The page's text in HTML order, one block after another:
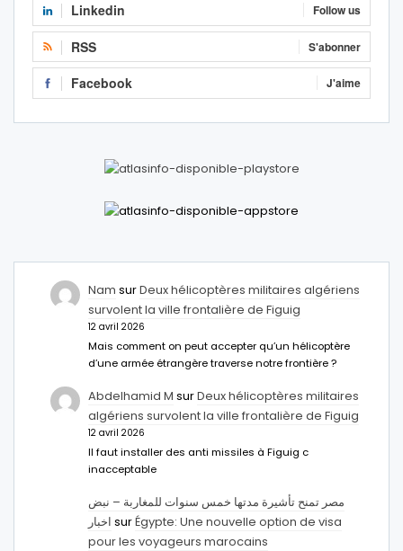
Linkedin Follow us
RSS S'abonner
Facebook J'aime
Nam surDeux hélicoptères militaires algériens
survolent la ville frontalière de Figuig
12 avril 2026
Mais comment on peut accepter qu’un hélicoptère
d’une armée étrangère traverse notre frontière ?
Abdelhamid M surDeux hélicoptères militaires
algériens survolent la ville frontalière de Figuig
12 avril 2026
Il faut installer des anti missiles à Figuig c
inacceptable
مصر تمنح تأشيرة مدتها خمس سنوات للمغاربة – نبض
اخبار surÉgypte: Une nouvelle option de visa
pour les voyageurs marocains